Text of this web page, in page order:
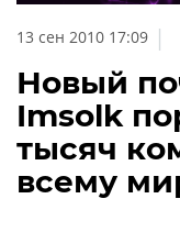
обзоры
кабинет
проекте
CNews
13 сен 2010 17:09 |
Новый
Imsolk
тысяч
всему